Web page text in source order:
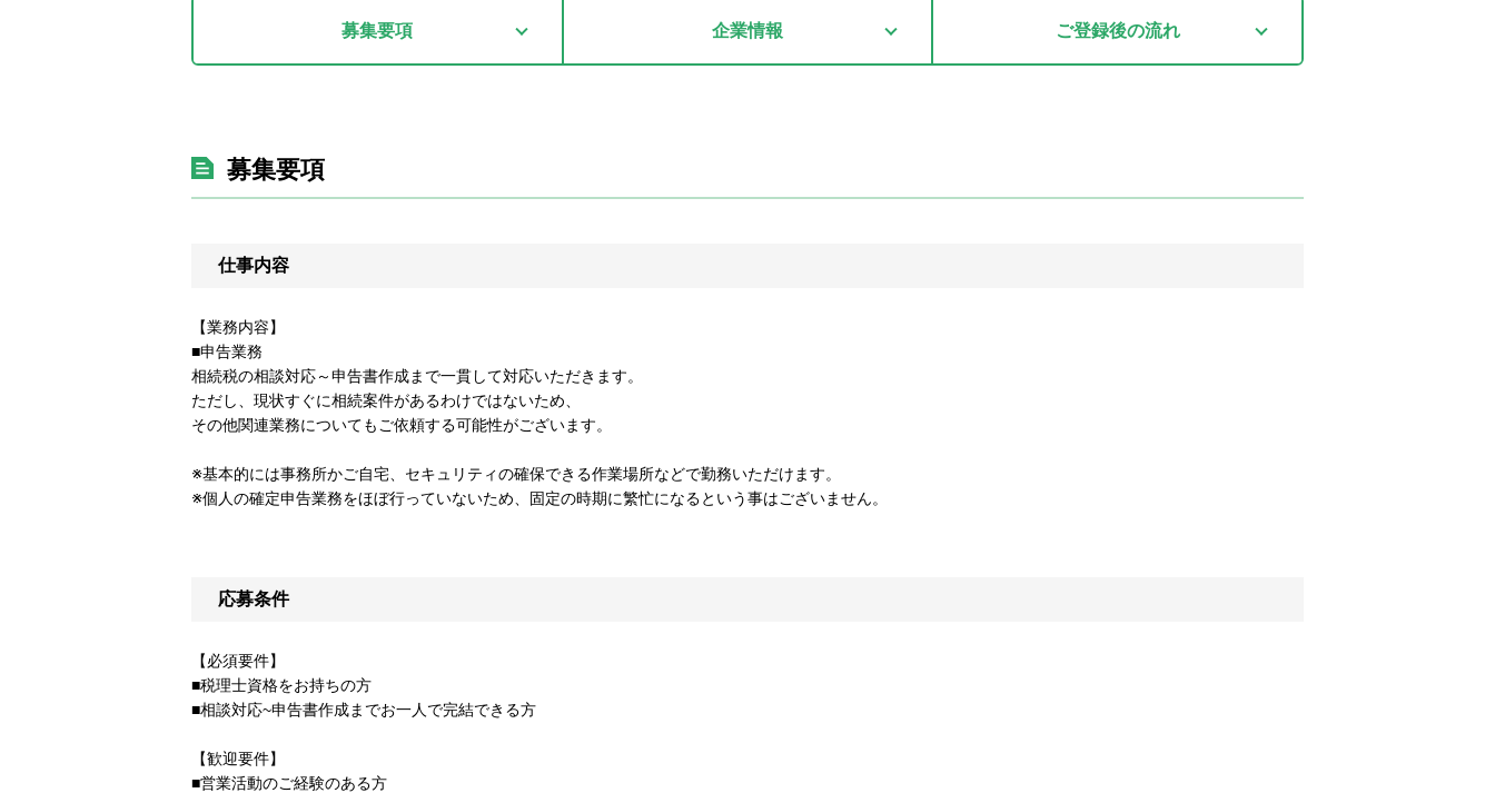
募集要項 企業情報 ご登録後の流れ
募集要項
仕事内容
【業務内容】
■申告業務
相続税の相談対応～申告書作成まで一貫して対応いただきます。
ただし、現状すぐに相続案件があるわけではないため、
その他関連業務についてもご依頼する可能性がございます。
※基本的には事務所かご自宅、セキュリティの確保できる作業場所などで勤務いただけます。
※個人の確定申告業務をほぼ行っていないため、固定の時期に繁忙になるという事はございません。
応募条件
【必須要件】
■税理士資格をお持ちの方
■相談対応~申告書作成までお一人で完結できる方
【歓迎要件】
■営業活動のご経験のある方